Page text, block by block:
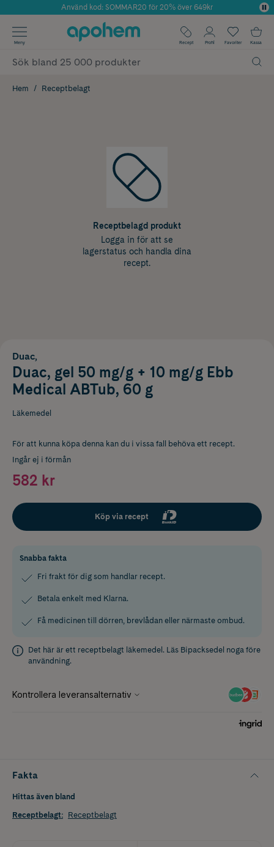
Årets Butik 2025 inom Skönhet
Använd kod: SOMMAR20 för 20% över 649kr
✓ Fri frakt
✓ Poäng på alla köp*
Meny Recept Profil Favoriter Kassa
Hem Receptbelagt
Receptbelagd produkt
Logga in för att se
lagerstatus och handla dina
recept.
Duac,
Duac, gel 50 mg/g + 10 mg/g Ebb
Medical ABTub, 60 g
Läkemedel
För att kunna köpa denna kan du i vissa fall behöva ett recept.
Ingår ej i förmån
582 kr
Köp via recept
Snabba fakta
Fri frakt för dig som handlar recept.
Betala enkelt med Klarna.
Få medicinen till dörren, brevlådan eller närmaste ombud.
Det här är ett receptbelagt läkemedel. Läs Bipacksedel noga före
användning.
Fakta
Hittas även bland
Receptbelagt: Receptbelagt